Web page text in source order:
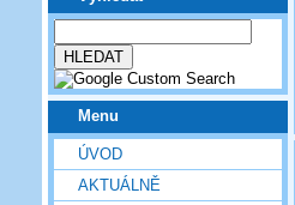
Menu
ÚVOD
AKTUÁLNĚ